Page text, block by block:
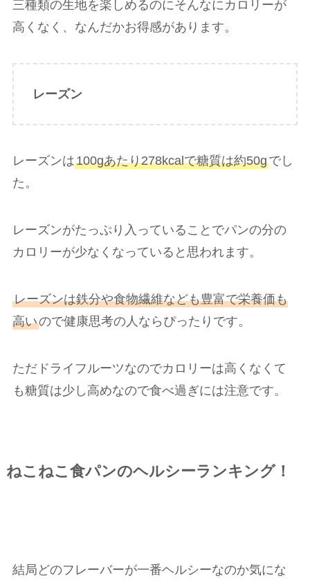
三種類の生地を楽しめるのにそんなにカロリーが
高くなく、なんだかお得感があります。
レーズン
レーズンは100gあたり278kcalで糖質は約50gでし
た。
レーズンがたっぷり入っていることでパンの分の
カロリーが少なくなっていると思われます。
レーズンは鉄分や食物繊維なども豊富で栄養価も
高いので健康思考の人ならぴったりです。
ただドライフルーツなのでカロリーは高くなくて
も糖質は少し高めなので食べ過ぎには注意です。
ねこねこ食パンのヘルシーランキング！
結局どのフレーバーが一番ヘルシーなのか気にな